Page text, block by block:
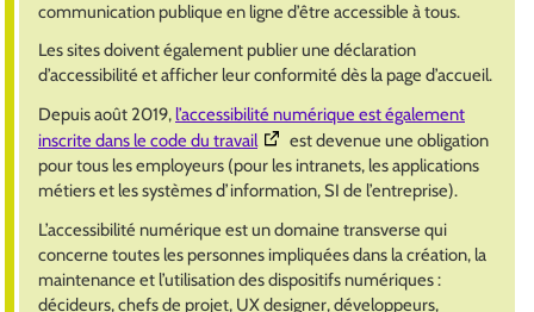
communication publique en ligne d’être accessible à tous.
Les sites doivent également publier une déclaration
d’accessibilité et afficher leur conformité dès la page d’accueil.
Depuis août 2019,l’accessibilité numérique est également
inscrite dans le code du travail(Ouverture dans une nouvelle
est devenue une obligation
pour tous les employeurs (pour les intranets, les applications
métiers et les systèmes d’information, SI de l’entreprise).
L’accessibilité numérique est un domaine transverse qui
concerne toutes les personnes impliquées dans la création, la
maintenance et l’utilisation des dispositifs numériques :
décideurs, chefs de projet, UX designer, développeurs,